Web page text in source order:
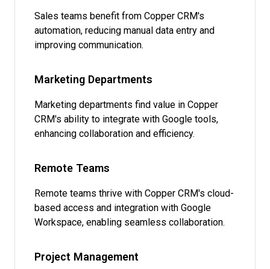
Sales teams benefit from Copper CRM's
automation, reducing manual data entry and
improving communication.
Marketing Departments
Marketing departments find value in Copper
CRM's ability to integrate with Google tools,
enhancing collaboration and efficiency.
Remote Teams
Remote teams thrive with Copper CRM's cloud-
based access and integration with Google
Workspace, enabling seamless collaboration.
Project Management